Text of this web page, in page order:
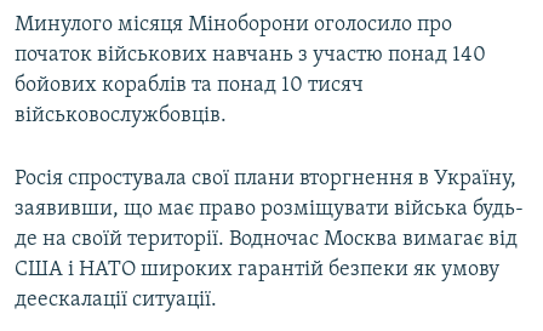
Минулого місяця Міноборони оголосило про
початок військових навчань з участю понад 140
бойових кораблів та понад 10 тисяч
військовослужбовців.
Росія спростувала свої плани вторгнення в Україну,
заявивши, що має право розміщувати війська будь-
де на своїй території. Водночас Москва вимагає від
США і НАТО широких гарантій безпеки як умову
деескалації ситуації.